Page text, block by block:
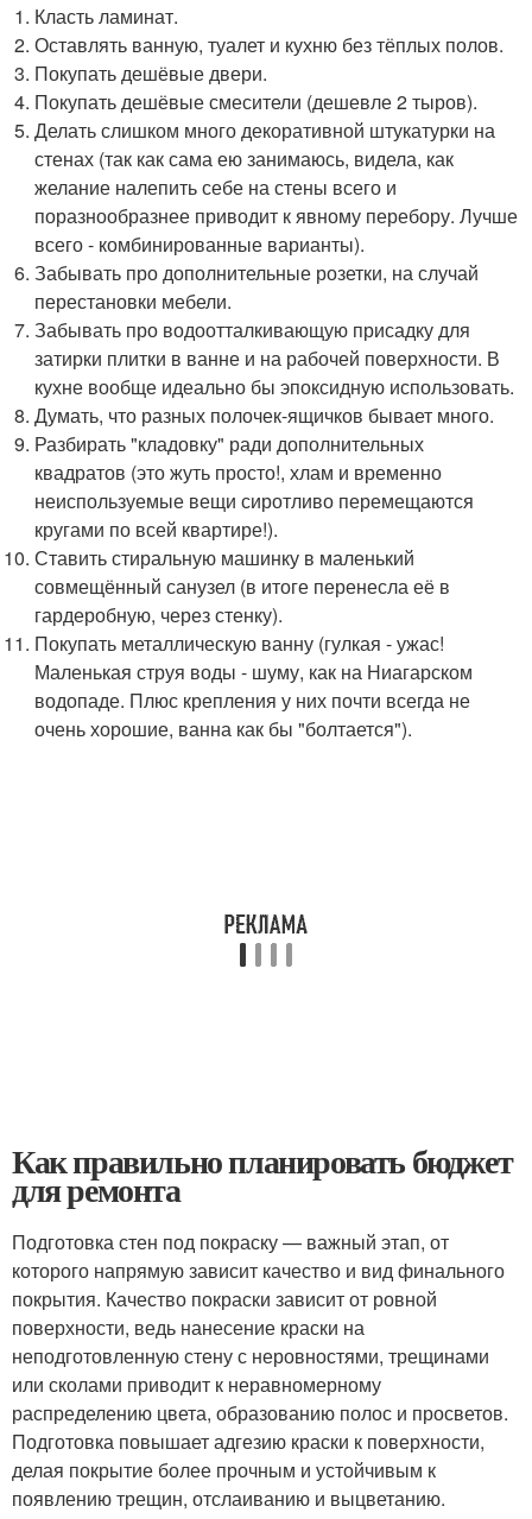
Класть ламинат.
Оставлять ванную, туалет и кухню без тёплых полов.
Покупать дешёвые двери.
Покупать дешёвые смесители (дешевле 2 тыров).
Делать слишком много декоративной штукатурки на
стенах (так как сама ею занимаюсь, видела, как
желание налепить себе на стены всего и
поразнообразнее приводит к явному перебору. Лучше
всего - комбинированные варианты).
Забывать про дополнительные розетки, на случай
перестановки мебели.
Забывать про водоотталкивающую присадку для
затирки плитки в ванне и на рабочей поверхности. В
кухне вообще идеально бы эпоксидную использовать.
Думать, что разных полочек-ящичков бывает много.
Разбирать "кладовку" ради дополнительных
квадратов (это жуть просто!, хлам и временно
неиспользуемые вещи сиротливо перемещаются
кругами по всей квартире!).
Ставить стиральную машинку в маленький
совмещённый санузел (в итоге перенесла её в
гардеробную, через стенку).
Покупать металлическую ванну (гулкая - ужас!
Маленькая струя воды - шуму, как на Ниагарском
водопаде. Плюс крепления у них почти всегда не
очень хорошие, ванна как бы "болтается").
Как правильно планировать бюджет
для ремонта
Подготовка стен под покраску — важный этап, от
которого напрямую зависит качество и вид финального
покрытия. Качество покраски зависит от ровной
поверхности, ведь нанесение краски на
неподготовленную стену с неровностями, трещинами
или сколами приводит к неравномерному
распределению цвета, образованию полос и просветов.
Подготовка повышает адгезию краски к поверхности,
делая покрытие более прочным и устойчивым к
появлению трещин, отслаиванию и выцветанию.